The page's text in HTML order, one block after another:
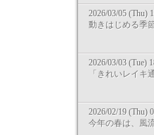
2026/03/05 (Thu)
動きはじめる季
2026/03/03 (Tue)
「きれいレイキ
2026/02/19 (Thu)
今年の春は、風